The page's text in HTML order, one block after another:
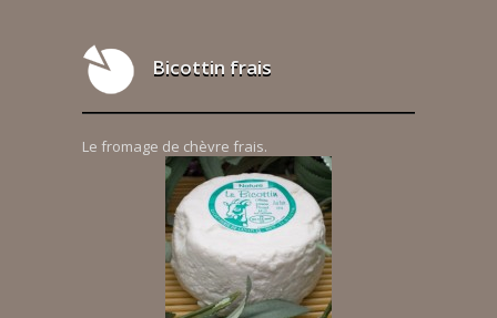
Bicottin frais
Le fromage de chèvre frais.